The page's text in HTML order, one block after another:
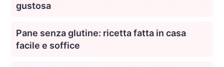
gustosa
Pane senza glutine: ricetta fatta in casa
facile e soffice